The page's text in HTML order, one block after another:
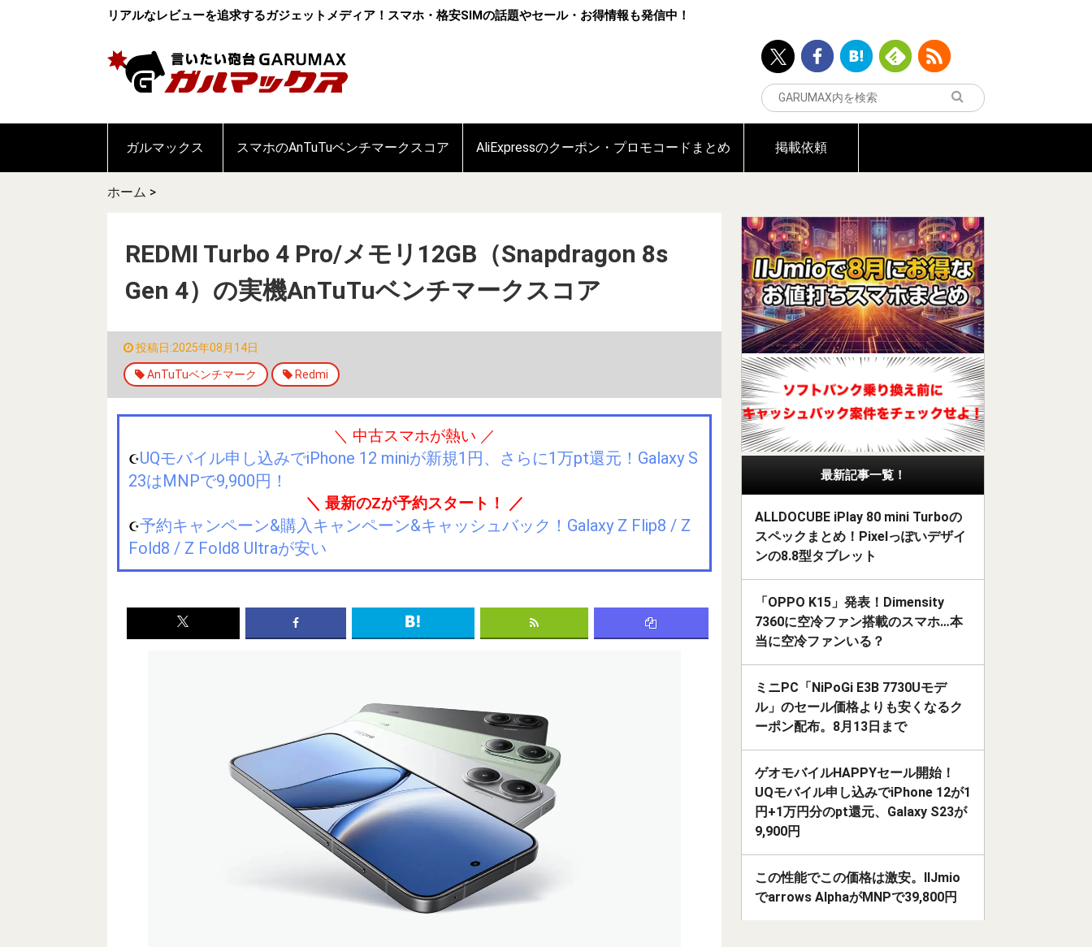
リアルなレビューを追求するガジェットメディア！スマホ・格安SIMの話題やセール・お得情報も発信中！
ガルマックス スマホのAnTuTuベンチマークスコア AliExpressのクーポン・プロモコードまとめ 掲載依頼
ホーム >
REDMI Turbo 4 Pro/メモリ12GB（Snapdragon 8s
Gen 4）の実機AnTuTuベンチマークスコア
投稿日:2025年08月14日
AnTuTuベンチマーク Redmi
＼ 中古スマホが熱い ／
☪️UQモバイル申し込みでiPhone 12 miniが新規1円、さらに1万pt還元！Galaxy S
23はMNPで9,900円！
＼ 最新のZが予約スタート！ ／
☪️予約キャンペーン&購入キャンペーン&キャッシュバック！Galaxy Z Flip8 / Z
Fold8 / Z Fold8 Ultraが安い
最新記事一覧！
ALLDOCUBE iPlay 80 mini Turboの
スペックまとめ！Pixelっぽいデザイ
ンの8.8型タブレット
「OPPO K15」発表！Dimensity
7360に空冷ファン搭載のスマホ…本
当に空冷ファンいる？
ミニPC「NiPoGi E3B 7730Uモデ
ル」のセール価格よりも安くなるク
ーポン配布。8月13日まで
ゲオモバイルHAPPYセール開始！
UQモバイル申し込みでiPhone 12が1
円+1万円分のpt還元、Galaxy S23が
9,900円
この性能でこの価格は激安。IIJmio
でarrows AlphaがMNPで39,800円